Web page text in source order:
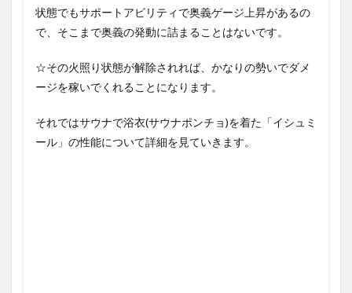
状態でもサポートアビリティで奥義ゲージ上昇があるの
で、そこまで奥義の発動に詰まることはないです。
☆その火照り状態が解除されれば、かなりの勢いでダメ
ージを稼いでくれることになります。
それではサウナで浴衣(サウナポンチョ)を着た「イシュミ
ール」の性能について詳細を見ていきます。